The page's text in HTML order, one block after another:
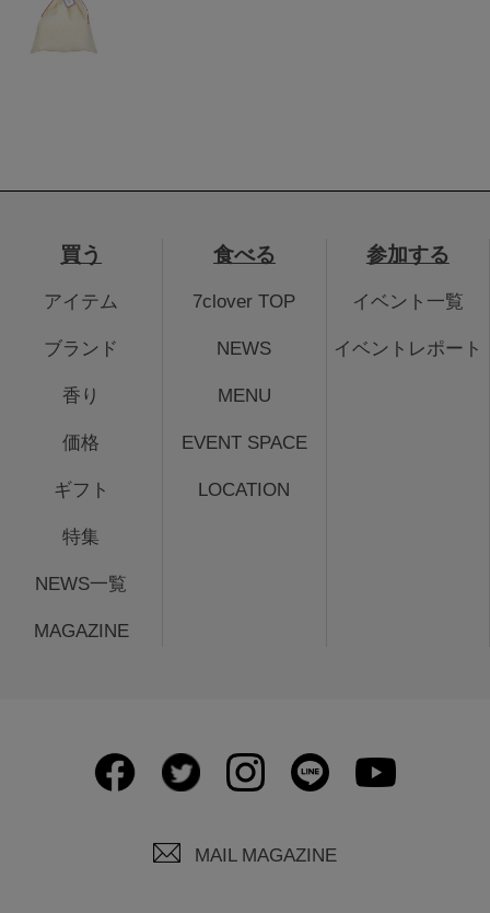
買う
アイテム
ブランド
香り
価格
ギフト
特集
NEWS一覧
MAGAZINE
食べる
7clover TOP
NEWS
MENU
EVENT SPACE
LOCATION
参加する
イベント一覧
イベントレポート
MAIL MAGAZINE